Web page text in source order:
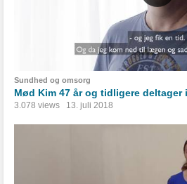
Sundhed og omsorg
Mød Kim 47 år og tidligere
3.078 views 13. juli 2018